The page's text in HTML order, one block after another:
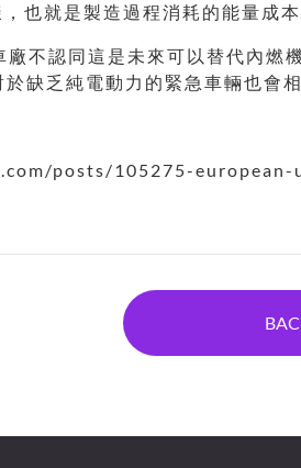
也就是製造過程消耗的能量成
不認同這是未來可以替代內
缺乏純電動力的緊急車輛也會相
posts/105275-